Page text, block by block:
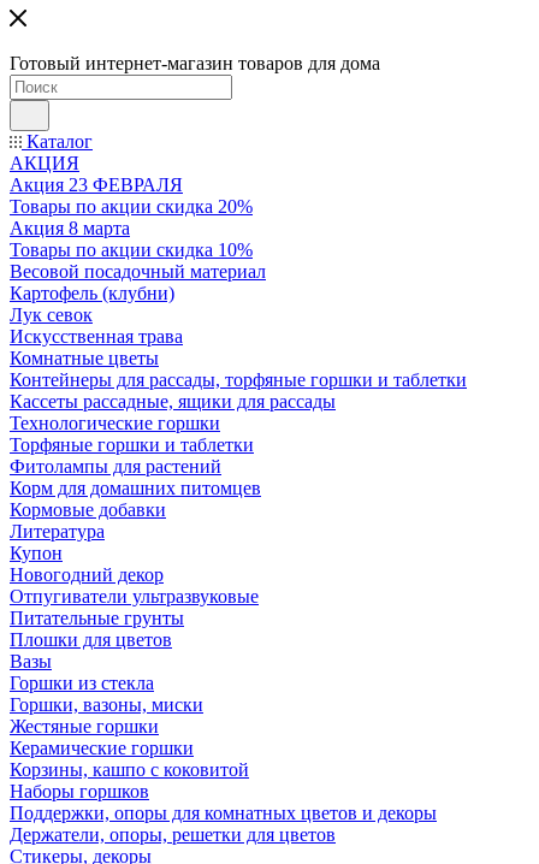
Готовый интернет-магазин товаров для дома
Каталог
АКЦИЯ
Акция 23 ФЕВРАЛЯ
Товары по акции скидка 20%
Акция 8 марта
Товары по акции скидка 10%
Весовой посадочный материал
Картофель (клубни)
Лук севок
Искусственная трава
Комнатные цветы
Контейнеры для рассады, торфяные горшки и таблетки
Кассеты рассадные, ящики для рассады
Технологические горшки
Торфяные горшки и таблетки
Фитолампы для растений
Корм для домашних питомцев
Кормовые добавки
Литература
Купон
Новогодний декор
Отпугиватели ультразвуковые
Питательные грунты
Плошки для цветов
Вазы
Горшки из стекла
Горшки, вазоны, миски
Жестяные горшки
Керамические горшки
Корзины, кашпо с коковитой
Наборы горшков
Поддержки, опоры для комнатных цветов и декоры
Держатели, опоры, решетки для цветов
Стикеры, декоры